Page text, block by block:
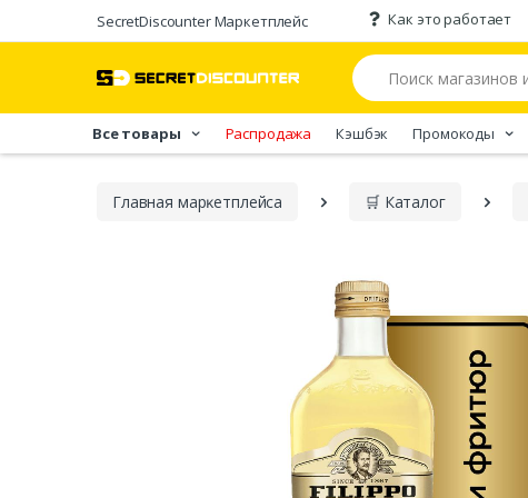
SecretDiscounter Маркетплейс Как это работает
Все товары Распродажа Кэшбэк Промокоды
Главная марĸетплейса 🛒 Каталог